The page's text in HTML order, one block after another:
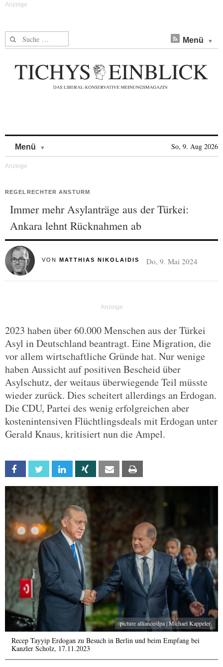
Suche nach: Menü
Menü So, 9. Aug 2026
REGELRECHTER ANSTURM
Immer mehr Asylanträge aus der Türkei:
Ankara lehnt Rücknahmen ab
VON MATTHIAS NIKOLAIDIS Do, 9. Mai 2024
2023 haben über 60.000 Menschen aus der Türkei
Asyl in Deutschland beantragt. Eine Migration, die
vor allem wirtschaftliche Gründe hat. Nur wenige
haben Aussicht auf positiven Bescheid über
Asylschutz, der weitaus überwiegende Teil müsste
wieder zurück. Dies scheitert allerdings an Erdogan.
Die CDU, Partei des wenig erfolgreichen aber
kostenintensiven Flüchtlingsdeals mit Erdogan unter
Gerald Knaus, kritisiert nun die Ampel.
Facebook Twitter Linkedin Xing Email
picture alliance/dpa | Michael Kappeler
Recep Tayyip Erdogan zu Besuch in Berlin und beim Empfang bei
Kanzler Scholz, 17.11.2023